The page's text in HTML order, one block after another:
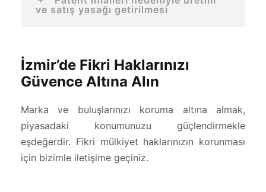
ve satış yasağı getirilmesi
İzmir’de Fikri Haklarınızı
Güvence Altına Alın
Marka ve buluşlarınızı koruma altına almak,
piyasadaki konumunuzu güçlendirmekle
eşdeğerdir. Fikri mülkiyet haklarınızın korunması
için bizimle iletişime geçiniz.